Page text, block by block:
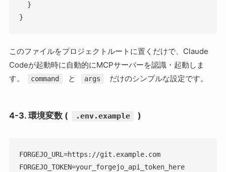
}
このファイルをプロジェクトルートに置くだけで、Claude
Codeが起動時に自動的にMCPサーバーを認識・起動しま
す。
command と args だけのシンプルな設定です。
4-3. 環境変数 ( .env.example )
FORGEJO_URL=https://git.example.com
FORGEJO_TOKEN=your_forgejo_api_token_here